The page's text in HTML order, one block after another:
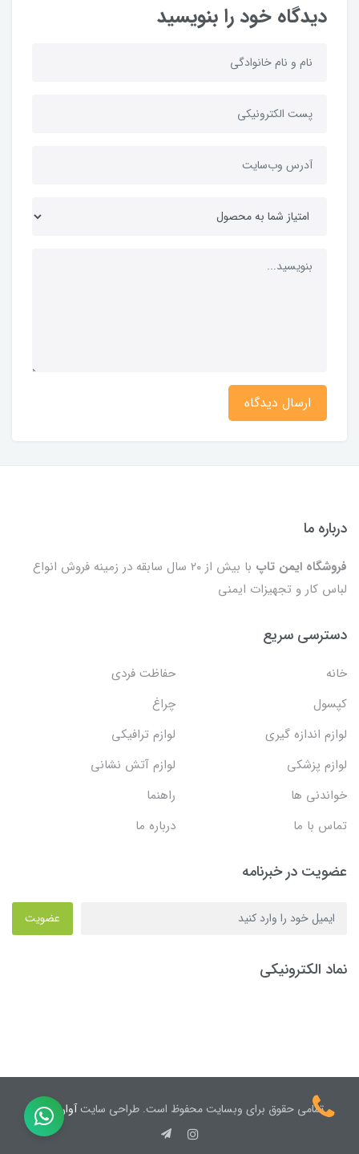
دیدگاه خود را بنویسید
ارسال دیدگاه
درباره ما
فروشگاه ایمن تاپ
با بیش از ۲۰ سال سابقه در زمینه فروش انواع
لباس کار و تجهیزات ایمنی
دسترسی سریع
خانه
حفاظت فردی
کپسول
چراغ
لوازم اندازه گیری
لوازم ترافیکی
لوازم پزشکی
لوازم آتش نشانی
خواندنی ها
راهنما
تماس با ما
درباره ما
عضویت در خبرنامه
عضویت
نماد الکترونیکی
تمامی حقوق برای وبسایت محفوظ است. طراحی سایتآوان نیک